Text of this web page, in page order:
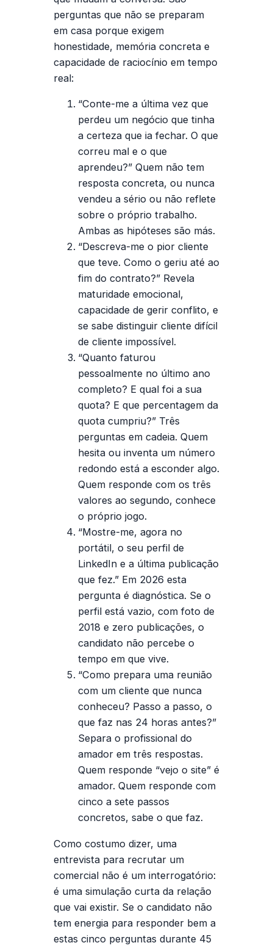
perguntas que não se preparam
em casa porque exigem
honestidade, memória concreta e
capacidade de raciocínio em tempo
real:
“Conte-me a última vez que
perdeu um negócio que tinha
a certeza que ia fechar. O que
correu mal e o que
aprendeu?” Quem não tem
resposta concreta, ou nunca
vendeu a sério ou não reflete
sobre o próprio trabalho.
Ambas as hipóteses são más.
“Descreva-me o pior cliente
que teve. Como o geriu até ao
fim do contrato?” Revela
maturidade emocional,
capacidade de gerir conflito, e
se sabe distinguir cliente difícil
de cliente impossível.
“Quanto faturou
pessoalmente no último ano
completo? E qual foi a sua
quota? E que percentagem da
quota cumpriu?” Três
perguntas em cadeia. Quem
hesita ou inventa um número
redondo está a esconder algo.
Quem responde com os três
valores ao segundo, conhece
o próprio jogo.
“Mostre-me, agora no
portátil, o seu perfil de
LinkedIn e a última publicação
que fez.” Em 2026 esta
pergunta é diagnóstica. Se o
perfil está vazio, com foto de
2018 e zero publicações, o
candidato não percebe o
tempo em que vive.
“Como prepara uma reunião
com um cliente que nunca
conheceu? Passo a passo, o
que faz nas 24 horas antes?”
Separa o profissional do
amador em três respostas.
Quem responde “vejo o site” é
amador. Quem responde com
cinco a sete passos
concretos, sabe o que faz.
Como costumo dizer, uma
entrevista para recrutar um
comercial não é um interrogatório:
é uma simulação curta da relação
que vai existir. Se o candidato não
tem energia para responder bem a
estas cinco perguntas durante 45